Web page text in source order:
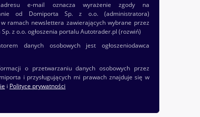
e-mail oznacza wyrażenie zgody na
od Domiporta Sp. z o.o. (administratora)
ramach newslettera zawierających wybrane przez
z o.o. ogłoszenia portalu Autotrader.pl (rozwiń)
danych osobowych jest ogłoszeniodawca
o przetwarzaniu danych osobowych przez
i przysługujących mi prawach znajduje się w
i Polityce prywatności